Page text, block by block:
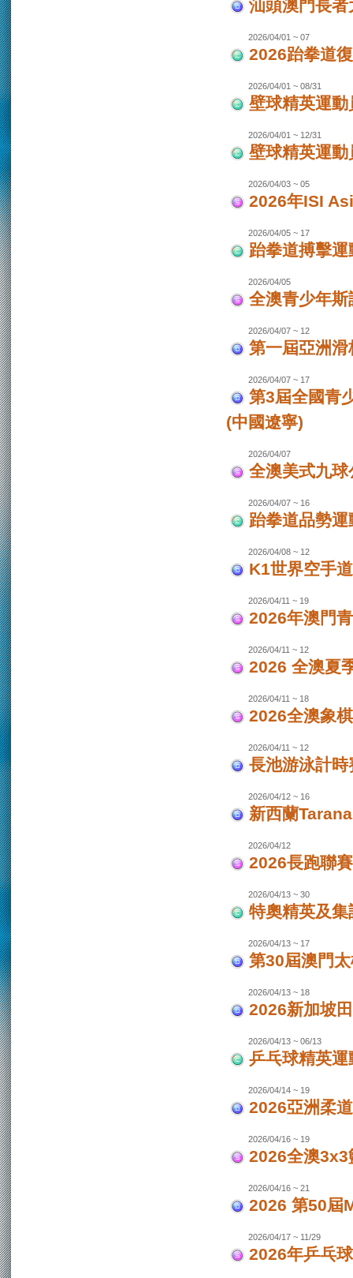
汕頭澳門長
2026/04/01 ~ 07
2026跆拳道
2026/04/01 ~ 08/31
壁球精英運
2026/04/01 ~ 12/31
壁球精英運
2026/04/03 ~ 05
2026年ISI
2026/04/05 ~ 17
跆拳道搏擊
2026/04/05
全澳青少年
2026/04/07 ~ 12
第一屆亞洲
2026/04/07 ~ 17
第3屆全國青
(中國遼寧)
2026/04/07
全澳美式九球
2026/04/07 ~ 16
跆拳道品勢
2026/04/08 ~ 12
K1世界空手
2026/04/11 ~ 19
2026年澳門
2026/04/11 ~ 12
2026 全澳夏
2026/04/11 ~ 18
2026全澳象
2026/04/11 ~ 12
長池游泳計
2026/04/12 ~ 16
新西蘭
2026/04/12
2026長跑聯
2026/04/13 ~ 30
特奧精英及
2026/04/13 ~ 17
第30屆澳門
2026/04/13 ~ 18
2026新加坡
2026/04/13 ~ 06/13
乒乓球精英
2026/04/14 ~ 19
2026亞洲柔
2026/04/16 ~ 19
2026全澳3x3
2026/04/16 ~ 21
2026 第50屆
2026/04/17 ~ 11/29
2026年乒乓